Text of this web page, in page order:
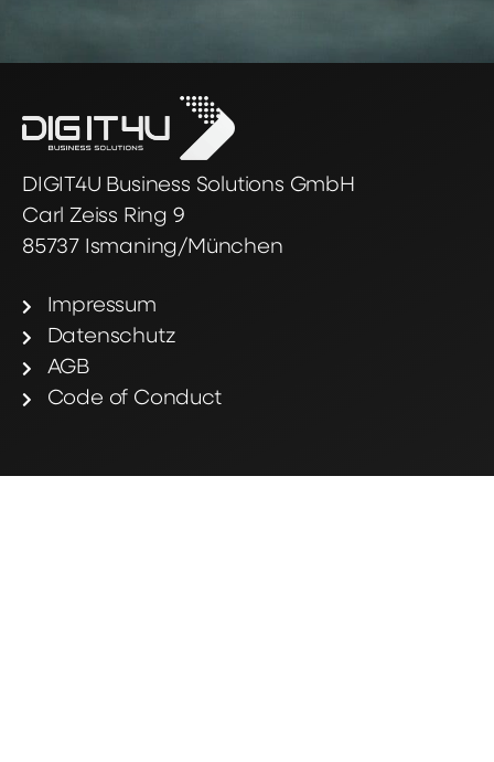
DIGIT4U Business Solutions GmbH
Carl Zeiss Ring 9
85737 Ismaning/München
Impressum
Datenschutz
AGB
Code of Conduct